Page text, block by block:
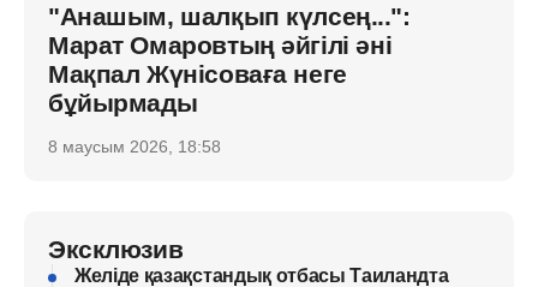
"Анашым, шалқып күлсең...":
Марат Омаровтың әйгілі әні
Мақпал Жүнісоваға неге
бұйырмады
8 маусым 2026, 18:58
Эксклюзив
Желіде қазақстандық отбасы Таиландта